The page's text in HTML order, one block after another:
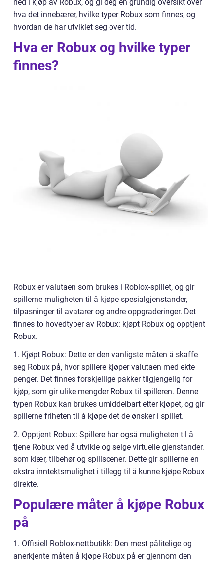
ned i kjøp av Robux, og gi deg en grundig oversikt over
hva det innebærer, hvilke typer Robux som finnes, og
hvordan de har utviklet seg over tid.
Hva er Robux og hvilke typer
finnes?
Robux er valutaen som brukes i Roblox-spillet, og gir
spillerne muligheten til å kjøpe spesialgjenstander,
tilpasninger til avatarer og andre oppgraderinger. Det
finnes to hovedtyper av Robux: kjøpt Robux og opptjent
Robux.
1. Kjøpt Robux: Dette er den vanligste måten å skaffe
seg Robux på, hvor spillere kjøper valutaen med ekte
penger. Det finnes forskjellige pakker tilgjengelig for
kjøp, som gir ulike mengder Robux til spilleren. Denne
typen Robux kan brukes umiddelbart etter kjøpet, og gir
spillerne friheten til å kjøpe det de ønsker i spillet.
2. Opptjent Robux: Spillere har også muligheten til å
tjene Robux ved å utvikle og selge virtuelle gjenstander,
som klær, tilbehør og spillscener. Dette gir spillerne en
ekstra inntektsmulighet i tillegg til å kunne kjøpe Robux
direkte.
Populære måter å kjøpe Robux
på
1. Offisiell Roblox-nettbutikk: Den mest pålitelige og
anerkjente måten å kjøpe Robux på er gjennom den